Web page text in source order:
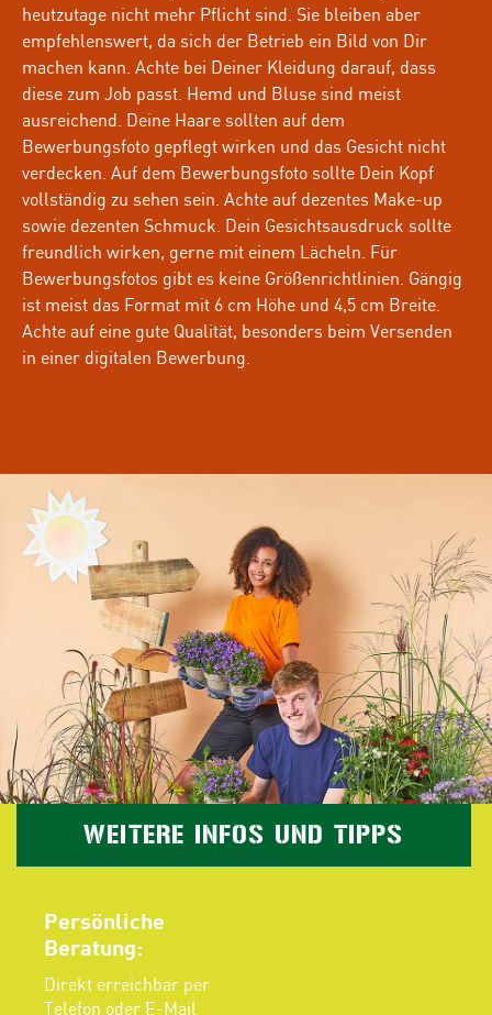
heutzutage nicht mehr Pflicht sind. Sie bleiben aber
empfehlenswert, da sich der Betrieb ein Bild von Dir
machen kann. Achte bei Deiner Kleidung darauf, dass
diese zum Job passt. Hemd und Bluse sind meist
ausreichend. Deine Haare sollten auf dem
Bewerbungsfoto gepflegt wirken und das Gesicht nicht
verdecken. Auf dem Bewerbungsfoto sollte Dein Kopf
vollständig zu sehen sein. Achte auf dezentes Make-up
sowie dezenten Schmuck. Dein Gesichtsausdruck sollte
freundlich wirken, gerne mit einem Lächeln. Für
Bewerbungsfotos gibt es keine Größenrichtlinien. Gängig
ist meist das Format mit 6 cm Höhe und 4,5 cm Breite.
Achte auf eine gute Qualität, besonders beim Versenden
in einer digitalen Bewerbung.
WEITERE INFOS UND TIPPS
Persönliche
Beratung:
Direkt erreichbar per
Telefon oder E-Mail